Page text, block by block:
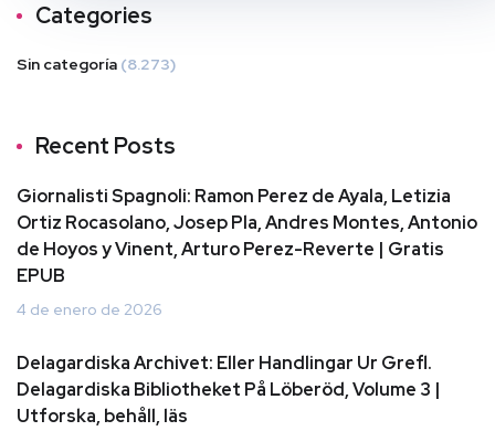
Categories
Sin categoría (8.273)
Recent Posts
Giornalisti Spagnoli: Ramon Perez de Ayala, Letizia
Ortiz Rocasolano, Josep Pla, Andres Montes, Antonio
de Hoyos y Vinent, Arturo Perez-Reverte | Gratis
EPUB
4 de enero de 2026
Delagardiska Archivet: Eller Handlingar Ur Grefl.
Delagardiska Bibliotheket På Löberöd, Volume 3 |
Utforska, behåll, läs